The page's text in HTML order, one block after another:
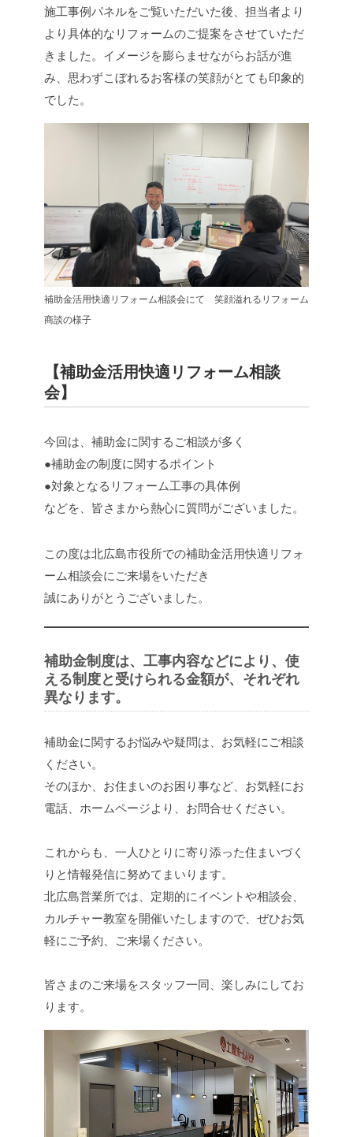
施工事例パネルをご覧いただいた後、担当者より
より具体的なリフォームのご提案をさせていただ
きました。イメージを膨らませながらお話が進
み、思わずこぼれるお客様の笑顔がとても印象的
でした。
補助金活用快適リフォーム相談会にて 笑顔溢れるリフォーム
商談の様子
【補助金活用快適リフォーム相談
会】
今回は、補助金に関するご相談が多く
●補助金の制度に関するポイント
●対象となるリフォーム工事の具体例
などを、皆さまから熱心に質問がございました。
この度は北広島市役所での補助金活用快適リフォ
ーム相談会にご来場をいただき
誠にありがとうございました。
補助金制度は、工事内容などにより、使
える制度と受けられる金額が、それぞれ
異なります。
補助金に関するお悩みや疑問は、お気軽にご相談
ください。
そのほか、お住まいのお困り事など、お気軽にお
電話、ホームページより、お問合せください。
これからも、一人ひとりに寄り添った住まいづく
りと情報発信に努めてまいります。
北広島営業所では、定期的にイベントや相談会、
カルチャー教室を開催いたしますので、ぜひお気
軽にご予約、ご来場ください。
皆さまのご来場をスタッフ一同、楽しみにしてお
ります。